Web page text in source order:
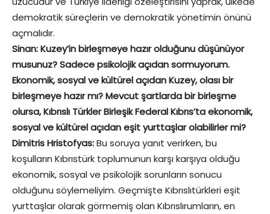
demokratik süreçlerin ve demokratik yönetimin önünü
açmalıdır.
Sinan: Kuzey’in birleşmeye hazır olduğunu düşünüyor
musunuz? Sadece psikolojik açıdan sormuyorum.
Ekonomik, sosyal ve kültürel açıdan Kuzey, olası bir
birleşmeye hazır mı? Mevcut şartlarda bir birleşme
olursa, Kıbrıslı Türkler Birleşik Federal Kıbrıs’ta ekonomik,
sosyal ve kültürel açıdan eşit yurttaşlar olabilirler mi?
Dimitris Hristofyas:Bu soruya yanıt verirken, bu
koşulların Kıbrıstürk toplumunun karşı karşıya olduğu
ekonomik, sosyal ve psikolojik sorunların sonucu
olduğunu söylemeliyim. Geçmişte Kıbrıslıtürkleri eşit
yurttaşlar olarak görmemiş olan Kıbrıslırumların, en